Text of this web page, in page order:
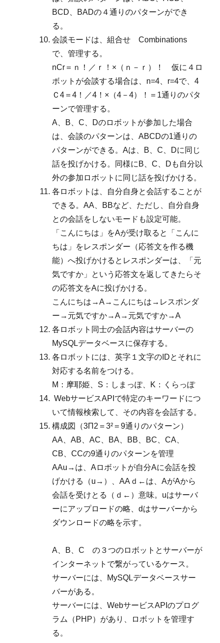
BCD、BADの４通りのパターンができ
る。
会談モードは、組合せ Combinations
で、管理する。
nCr＝ｎ！／ｒ！×（ｎ－ｒ）！ 仮に４ロ
ボットが会談する場合は、n=4、r=4で、4
Ｃ4＝4！／4！×（4－4）！＝1通りのパタ
ーンで管理する。
A、B、C、Dのロボットが参加した場合
は、会談のパターンは、ABCDの1通りの
パターンができる。Aは、B、C、Dに同じ
話を投げかける。同様にB、C、Dも自分以
外の参加ロボットに同じ話を投げかける。
各ロボットは、自分自身と会話することが
できる。AA、BBなど、ただし、自分自身
との会話をしないモードも設定可能。
「こんにちは」をAが受け取ると「こんに
ちは」をレスポンダー（応答文を作る機
能）へ投げかけるとレスポンダーは、「元
気ですか」という応答文を返してきたらそ
の応答文をAに投げかける。
こんにちは→A→こんにちは→レスポンダ
ー→元気ですか→A→元気ですか→A
各ロボット同士の会話内容はサーバーの
MySQLデータベースに保存する。
各ロボットには、英字１文字のIDとそれに
対応する名前をつける。
M：摩耶姫、S：しまっぽ、K：くらっぽ
WebサービスAPIで特定のキーワードにつ
いて情報検索して、その内容を会話する。
構成図（3Π2＝3²＝9通りのパターン）
AA、AB、AC、BA、BB、BC、CA、
CB、CCの9通りのパターンを管理
AAu→は、Aロボットが自分Aに会話を投
げかける（u→）、AAｄ←は、AがAから
会話を受けとる（ｄ←）意味。uはサーバ
ーにアップロードの略、dはサーバーから
ダウンロードの略を示す。
A、B、C の３つのロボットとサーバーが
インターネットで繋がっているケース。
サーバーには、MySQLデータベースサー
バーがある。
サーバーには、WebサービスAPIのプログ
ラム（PHP）があり、ロボットを管理す
る。